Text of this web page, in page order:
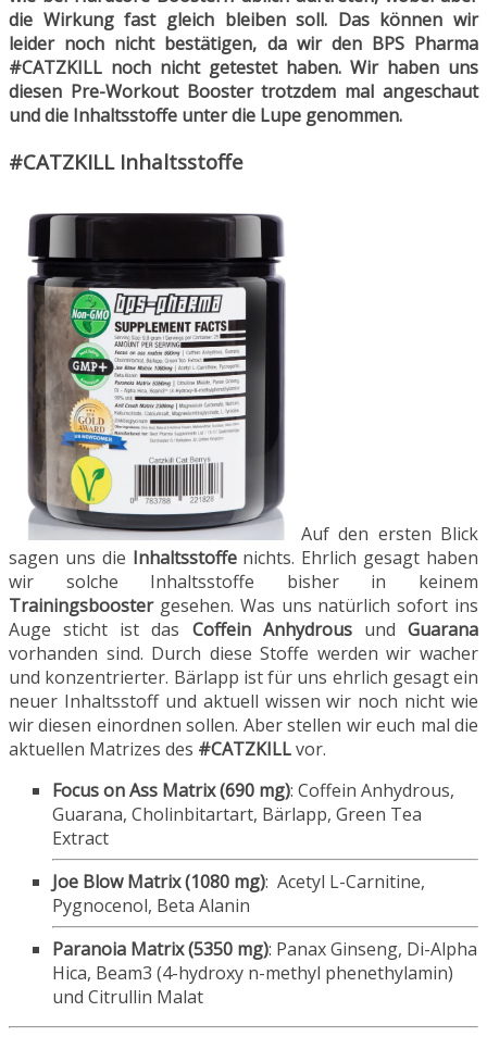
die Wirkung fast gleich bleiben soll. Das können wir
leider noch nicht bestätigen, da wir den BPS Pharma
#CATZKILL noch nicht getestet haben. Wir haben uns
diesen Pre-Workout Booster trotzdem mal angeschaut
und die Inhaltsstoffe unter die Lupe genommen.
#CATZKILL Inhaltsstoffe
Auf den ersten Blick
sagen uns die Inhaltsstoffenichts. Ehrlich gesagt haben
wir solche Inhaltsstoffe bisher in keinem
Trainingsboostergesehen. Was uns natürlich sofort ins
Auge sticht ist das Coffein AnhydrousundGuarana
vorhanden sind. Durch diese Stoffe werden wir wacher
und konzentrierter. Bärlapp ist für uns ehrlich gesagt ein
neuer Inhaltsstoff und aktuell wissen wir noch nicht wie
wir diesen einordnen sollen. Aber stellen wir euch mal die
aktuellen Matrizes des #CATZKILLvor.
Focus on Ass Matrix (690 mg): Coffein Anhydrous,
Guarana, Cholinbitartart, Bärlapp, Green Tea
Extract
Joe Blow Matrix (1080 mg): Acetyl L-Carnitine,
Pygnocenol, Beta Alanin
Paranoia Matrix (5350 mg): Panax Ginseng, Di-Alpha
Hica, Beam3 (4-hydroxy n-methyl phenethylamin)
und Citrullin Malat